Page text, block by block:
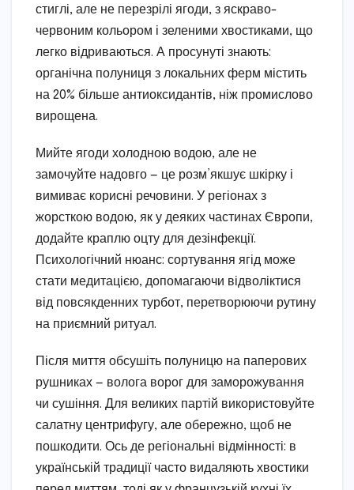
стиглі, але не перезрілі ягоди, з яскраво-
червоним кольором і зеленими хвостиками, що
легко відриваються. А просунуті знають:
органічна полуниця з локальних ферм містить
на 20% більше антиоксидантів, ніж промислово
вирощена.
Мийте ягоди холодною водою, але не
замочуйте надовго — це розм’якшує шкірку і
вимиває корисні речовини. У регіонах з
жорсткою водою, як у деяких частинах Європи,
додайте краплю оцту для дезінфекції.
Психологічний нюанс: сортування ягід може
стати медитацією, допомагаючи відволіктися
від повсякденних турбот, перетворюючи рутину
на приємний ритуал.
Після миття обсушіть полуницю на паперових
рушниках — волога ворог для заморожування
чи сушіння. Для великих партій використовуйте
салатну центрифугу, але обережно, щоб не
пошкодити. Ось де регіональні відмінності: в
українській традиції часто видаляють хвостики